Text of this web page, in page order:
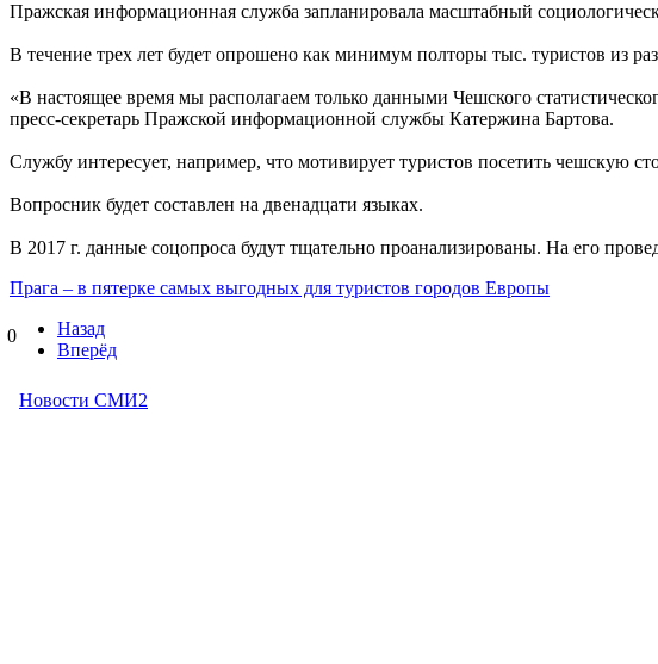
Пражская информационная служба запланировала масштабный
В течение трех лет будет опрошено как минимум полторы тыс. туристов из
«В настоящее время мы располагаем только данными Чешского
пресс-секретарь Пражской информационной службы Катержина Бартова.
Службу интересует, например, что мотивирует туристов посетить чешскую
Вопросник будет составлен на двенадцати языках.
В 2017 г. данные соцопроса будут тщательно проанализированы. На его
Прага – в пятерке самых выгодных для туристов городов Европы
0
Назад
Вперёд